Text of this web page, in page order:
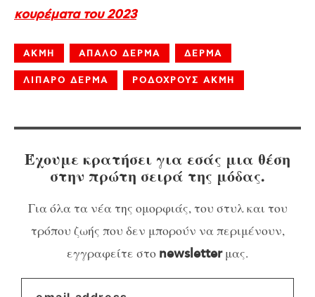
κουρέματα του 2023
ΑΚΜΗ ΑΠΑΛΟ ΔΕΡΜΑ ΔΕΡΜΑ
ΛΙΠΑΡΟ ΔΕΡΜΑ ΡΟΔΟΧΡΟΥΣ ΑΚΜΗ
Έχουμε κρατήσει για εσάς μια θέση
στην πρώτη σειρά της μόδας.
Για όλα τα νέα της ομορφιάς, του στυλ και του
τρόπου ζωής που δεν μπορούν να περιμένουν,
εγγραφείτε στο newsletterμας.